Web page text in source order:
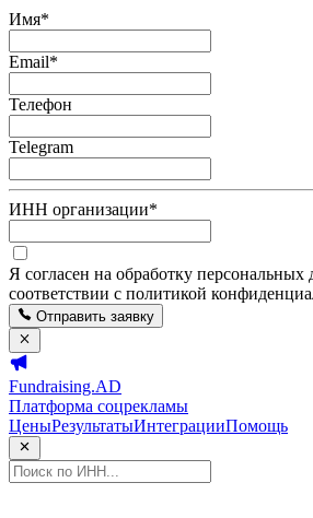
Имя*
Email*
Телефон
Telegram
ИНН организации*
Я согласен на обработку персональных
соответствии с политикой
Отправить заявку
Fundraising.AD
Платформа соцрекламы
ЦеныРезультатыИнтеграцииПомощь